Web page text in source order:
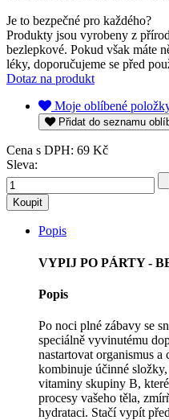
Je to bezpečné pro každého?
Produkty jsou vyrobeny z
bezlepkové. Pokud však máte
léky, doporučujeme se před
Dotaz na produkt
Moje oblíbené
Přidat do seznamu
Cena s DPH: 69 Kč
Sleva:
Popis
VYPIJ PO PÁRTY -
Popis
Po noci plné zábavy se
speciálně vyvinutému
nastartovat organismus
kombinuje účinné
vitaminy skupiny B,
procesy vašeho těla,
hydrataci. Stačí vypít